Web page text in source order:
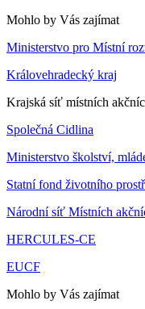
Mohlo by Vás zajímat
Ministerstvo pro Místní
Královehradecký kraj
Krajská síť místních
Společná Cidlina
Ministerstvo školství,
Statní fond životního
Národní síť Místních
HERCULES-CE
EUCF
Mohlo by Vás zajímat